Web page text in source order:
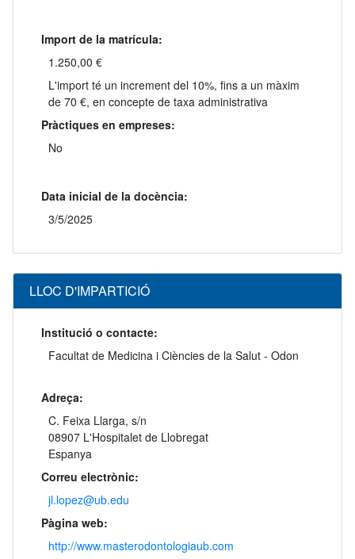
Import de la matrícula:
1.250,00 €
L'import té un increment del 10%, fins a un màxim
de 70 €, en concepte de taxa administrativa
Pràctiques en empreses:
No
Data inicial de la docència:
3/5/2025
LLOC D'IMPARTICIÓ
Institució o contacte:
Facultat de Medicina i Ciències de la Salut - Odon
Adreça:
C. Feixa Llarga, s/n
08907 L'Hospitalet de Llobregat
Espanya
Correu electrònic:
jl.lopez@ub.edu
Pàgina web:
http://www.masterodontologiaub.com